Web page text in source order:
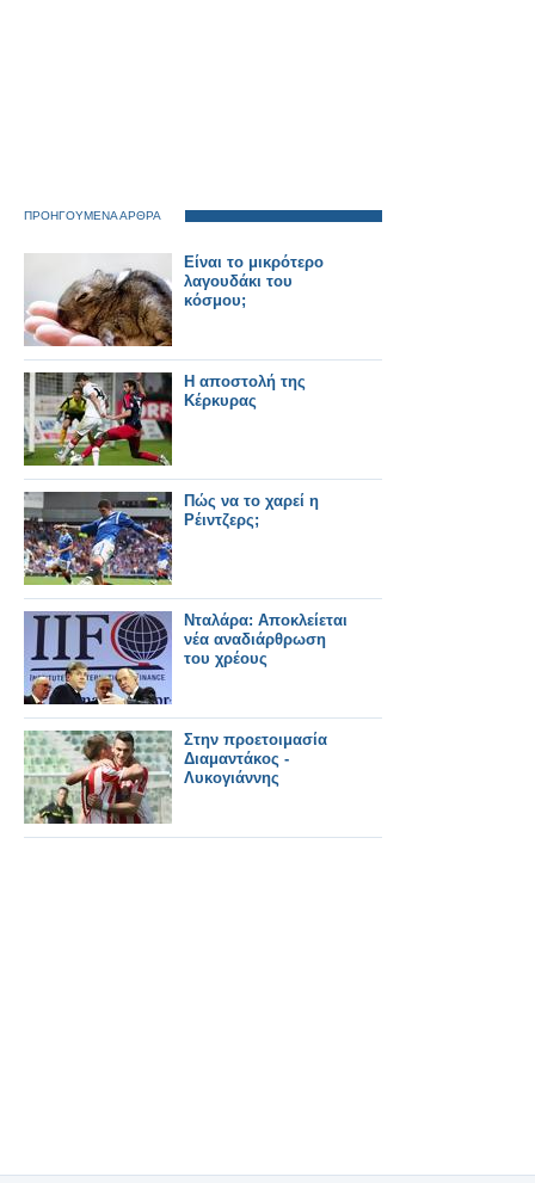
ΠΡΟΗΓΟΥΜΕΝΑ ΑΡΘΡΑ
Είναι το μικρότερο
λαγουδάκι του
κόσμου;
H αποστολή της
Κέρκυρας
Πώς να το χαρεί η
Ρέιντζερς;
Νταλάρα: Αποκλείεται
νέα αναδιάρθρωση
του χρέους
Στην προετοιμασία
Διαμαντάκος -
Λυκογιάννης